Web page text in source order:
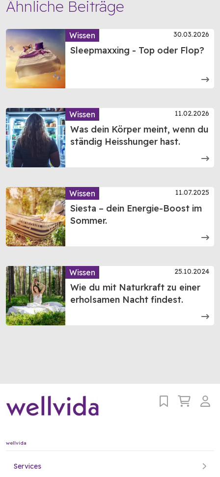
Ähnliche Beiträge
Wissen 30.03.2026
Sleepmaxxing - Top oder Flop?
Wissen 11.02.2026
Was dein Körper meint, wenn du
ständig Heisshunger hast.
Wissen 11.07.2025
Siesta – dein Energie-Boost im
Sommer.
Wissen 25.10.2024
Wie du mit Naturkraft zu einer
erholsamen Nacht findest.
wellvida
Services